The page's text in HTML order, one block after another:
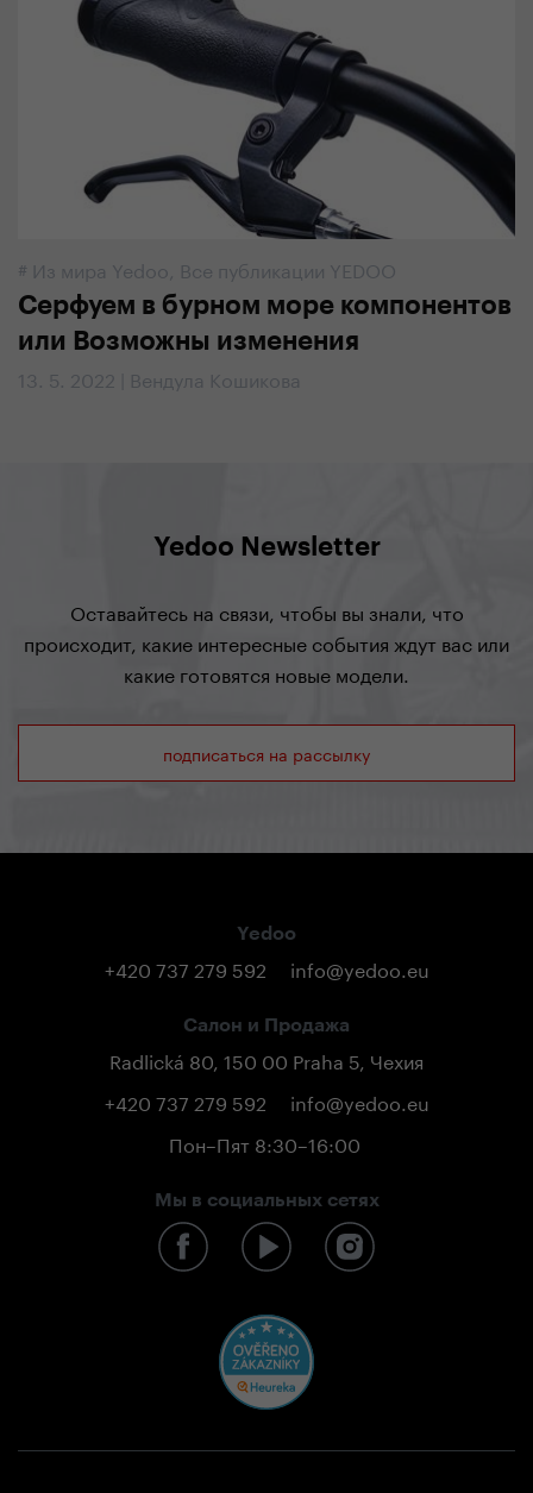
# Из мира Yedoo Все публикации YEDOO
Серфуем в бурном море компонентов
или Возможны изменения
13. 5. 2022 | Вендула Кошикова
Yedoo Newsletter
Оставайтесь на связи, чтобы вы знали, что
происходит, какие интересные события ждут вас или
какие готовятся новые модели.
подписаться на рассылку
Yedoo
+420 737 279 592 info@yedoo.eu
Салон и Продажа
Radlická 80, 150 00 Praha 5, Чехия
+420 737 279 592
info@yedoo.eu
Пон–Пят 8:30–16:00
Мы в социальных сетях